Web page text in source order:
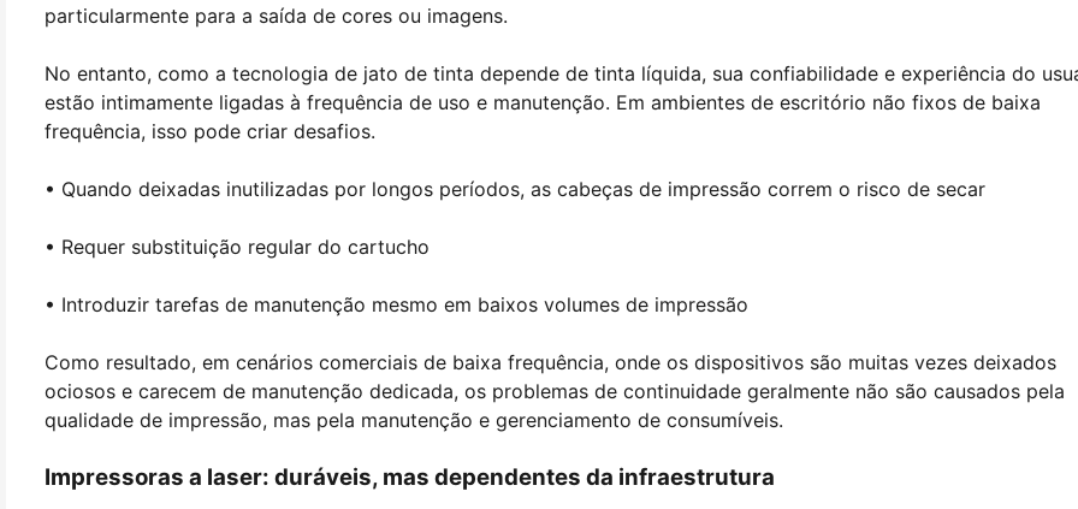
particularmente para a saída de cores ou imagens.
No entanto, como a tecnologia de jato de tinta depende de tinta líquida, sua confiabilidade e experiência do
estão intimamente ligadas à frequência de uso e manutenção. Em ambientes de escritório não fixos de baixa
frequência, isso pode criar desafios.
• Quando deixadas inutilizadas por longos períodos, as cabeças de impressão correm o risco de secar
• Requer substituição regular do cartucho
• Introduzir tarefas de manutenção mesmo em baixos volumes de impressão
Como resultado, em cenários comerciais de baixa frequência, onde os dispositivos são muitas vezes deixados
ociosos e carecem de manutenção dedicada, os problemas de continuidade geralmente não são causados ​​pela
qualidade de impressão, mas pela manutenção e gerenciamento de consumíveis.
Impressoras a laser: duráveis, mas dependentes da infraestrutura